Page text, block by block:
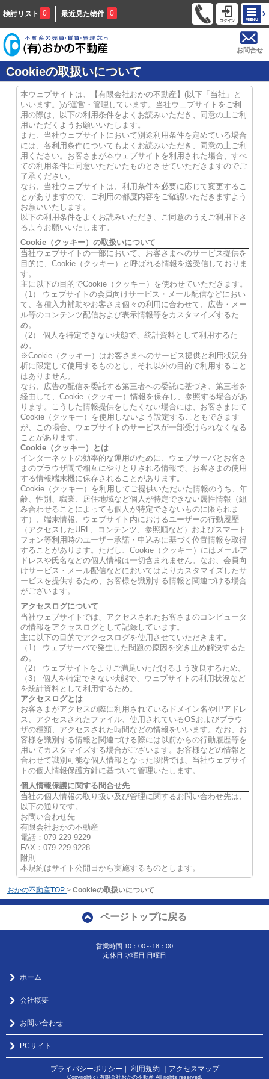
検討リスト 0 最近見た物件 0
お問合せ
Cookieの取扱いについて
本ウェブサイトは、【有限会社おかの不動産】(以下「当社」と
いいます。)が運営・管理しています。当社ウェブサイトをご利
用の際は、以下の利用条件をよくお読みいただき、同意の上ご利
用いただくようお願いいたします。
また、当社ウェブサイトにおいて別途利用条件を定めている場合
には、各利用条件についてもよくお読みいただき、同意の上ご利
用ください。お客さまが本ウェブサイトを利用された場合、すべ
ての利用条件に同意いただいたものとさせていただきますのでご
了承ください。
なお、当社ウェブサイトは、利用条件を必要に応じて変更するこ
とがありますので、ご利用の都度内容をご確認いただきますよう
お願いいたします。
以下の利用条件をよくお読みいただき、ご同意のうえご利用下さ
るようお願いいたします。
Cookie（クッキー）の取扱いについて
当社ウェブサイトの一部において、お客さまへのサービス提供を
目的に、Cookie（クッキー）と呼ばれる情報を送受信しておりま
す。
主に以下の目的でCookie（クッキー）を使わせていただきます。
（1） ウェブサイトの会員向けサービス・メール配信などにおい
て、各種入力補助やお客さま個々の利用に合わせて、広告・メー
ル等のコンテンツ配信および表示情報等をカスタマイズするた
め。
（2） 個人を特定できない状態で、統計資料として利用するた
め。
※Cookie（クッキー）はお客さまへのサービス提供と利用状況分
析に限定して使用するものとし、それ以外の目的で利用すること
はありません。
なお、広告の配信を委託する第三者への委託に基づき、第三者を
経由して、Cookie（クッキー）情報を保存し、参照する場合があ
ります。こうした情報提供をしたくない場合には、お客さまにて
Cookie（クッキー）を使用しないよう設定することもできます
が、この場合、ウェブサイトのサービスが一部受けられなくなる
ことがあります。
Cookie（クッキー）とは
インターネットの効率的な運用のために、ウェブサーバとお客さ
まのブラウザ間で相互にやりとりされる情報で、お客さまの使用
する情報端末機に保存されることがあります。
Cookie（クッキー）を利用してご提供いただいた情報のうち、年
齢、性別、職業、居住地域など個人が特定できない属性情報（組
み合わせることによっても個人が特定できないものに限られま
す）、端末情報、ウェブサイト内におけるユーザーの行動履歴
（アクセスしたURL、コンテンツ、参照順など）およびスマート
フォン等利用時のユーザー承諾・申込みに基づく位置情報を取得
することがあります。ただし、Cookie（クッキー）にはメールア
ドレスや氏名などの個人情報は一切含まれません。なお、会員向
けサービス・メール配信などにおいてはよりカスタマイズしたサ
ービスを提供するため、お客様を識別する情報と関連づける場合
がございます。
アクセスログについて
当社ウェブサイトでは、アクセスされたお客さまのコンピュータ
の情報をアクセスログとして記録しています。
主に以下の目的でアクセスログを使用させていただきます。
（1） ウェブサーバで発生した問題の原因を突き止め解決するた
め。
（2） ウェブサイトをよりご満足いただけるよう改良するため。
（3） 個人を特定できない状態で、ウェブサイトの利用状況など
を統計資料として利用するため。
アクセスログとは
お客さまがアクセスの際に利用されているドメイン名やIPアドレ
ス、アクセスされたファイル、使用されているOSおよびブラウ
ザの種類、アクセスされた時間などの情報をいいます。なお、お
客様を識別する情報と関連づける際には以前からの行動履歴等を
用いてカスタマイズする場合がございます。お客様などの情報と
合わせて識別可能な個人情報となった段階では、当社ウェブサイ
トの個人情報保護方針に基づいて管理いたします。
個人情報保護に関する問合せ先
当社の個人情報の取り扱い及び管理に関するお問い合わせ先は、
以下の通りです。
お問い合わせ先
有限会社おかの不動産
電話：079-229-9229
FAX：079-229-9228
附則
本規約はサイト公開日から実施するものとします。
おかの不動産TOP > Cookieの取扱いについて
ページトップに戻る
営業時間:10：00～18：00
定休日:水曜日 日曜日
ホーム
会社概要
お問い合わせ
PCサイト
プライバシーポリシー ｜ 利用規約 ｜アクセスマップ
Copyright(c) 有限会社おかの不動産 All rights reserved.